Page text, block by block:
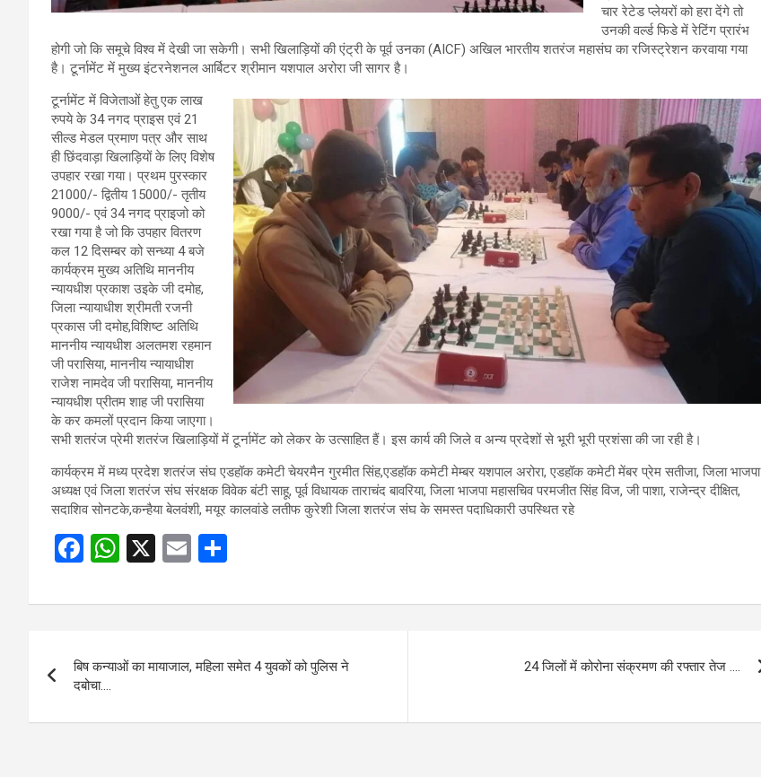
चार रेटेड प्लेयरों को हरा देंगे तो
उनकी वर्ल्ड फिडे में रेटिंग प्रारंभ
होगी जो कि समूचे विश्व में देखी जा सकेगी। सभी खिलाड़ियों की एंट्री के पूर्व उनका (AICF) अखिल भारतीय शतरंज महासंघ का रजिस्ट्रेशन करवाया गया
है। टूर्नामेंट में मुख्य इंटरनेशनल आर्बिटर श्रीमान यशपाल अरोरा जी सागर है।
टूर्नामेंट में विजेताओं हेतु एक लाख
रुपये के 34 नगद प्राइस एवं 21
सील्ड मेडल प्रमाण पत्र और साथ
ही छिंदवाड़ा खिलाड़ियों के लिए विशेष
उपहार रखा गया। प्रथम पुरस्कार
21000/- द्वितीय 15000/- तृतीय
9000/- एवं 34 नगद प्राइजो को
रखा गया है जो कि उपहार वितरण
कल 12 दिसम्बर को सन्ध्या 4 बजे
कार्यक्रम मुख्य अतिथि माननीय
न्यायधीश प्रकाश उइके जी दमोह,
जिला न्यायाधीश श्रीमती रजनी
प्रकास जी दमोह,विशिष्ट अतिथि
माननीय न्यायधीश अलतमश रहमान
जी परासिया, माननीय न्यायाधीश
राजेश नामदेव जी परासिया, माननीय
न्यायधीश प्रीतम शाह जी परासिया
के कर कमलों प्रदान किया जाएगा।
सभी शतरंज प्रेमी शतरंज खिलाड़ियों में टूर्नामेंट को लेकर के उत्साहित हैं। इस कार्य की जिले व अन्य प्रदेशों से भूरी भूरी प्रशंसा की जा रही है।
कार्यक्रम में मध्य प्रदेश शतरंज संघ एडहॉक कमेटी चेयरमैन गुरमीत सिंह,एडहॉक कमेटी मेम्बर यशपाल अरोरा, एडहॉक कमेटी मेंबर प्रेम सतीजा, जिला भाजपा
अध्यक्ष एवं जिला शतरंज संघ संरक्षक विवेक बंटी साहू, पूर्व विधायक ताराचंद बावरिया, जिला भाजपा महासचिव परमजीत सिंह विज, जी पाशा, राजेन्द्र दीक्षित,
सदाशिव सोनटके,कन्हैया बेलवंशी, मयूर कालवांडे लतीफ कुरेशी जिला शतरंज संघ के समस्त पदाधिकारी उपस्थित रहे
F
ce
o
o
k
W
at
A
p
X
E
ail ar
navigation
बिष कन्याओं का मायाजाल, महिला समेत 4 युवकों को पुलिस ने
दबोचा….
24 जिलों में कोरोना संक्रमण की रफ्तार तेज ….